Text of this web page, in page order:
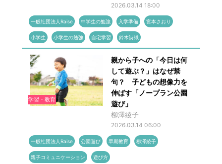
2026.03.14 18:00
一般社団法人Raise 中学生の勉強 入学準備 宮本さおり
小学生 小学生の勉強 自宅学習 鈴木詩織
学習・教育
親から子への「今日は何
して遊ぶ？」はなぜ禁
句？ 子どもの想像力を
伸ばす「ノープラン公園
遊び」
柳澤綾子
2026.03.14 06:00
一般社団法人Raise 公園遊び 早期教育 柳澤綾子
親子コミュニケーション 遊び方